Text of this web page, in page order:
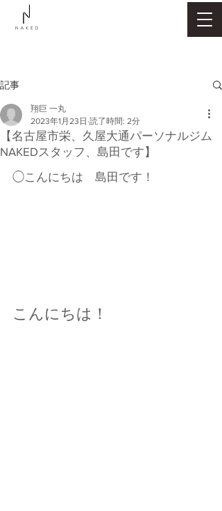
記事
【名古屋市栄、久屋大通パーソナルジム
NAKEDスタッフ、島田です】
翔巨 一丸
2023年1月23日 読了時間: 2分
◯こんにちは　島田です！
こんにちは！